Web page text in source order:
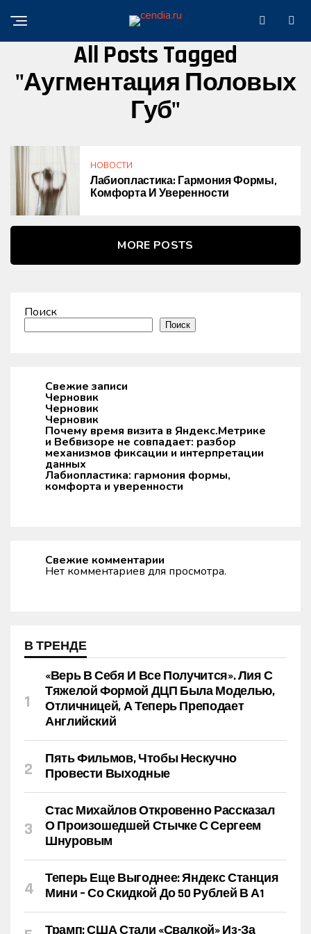
All Posts Tagged
"аугментация Половых
Губ"
НОВОСТИ
Лабиопластика: Гармония Формы,
Комфорта И Уверенности
MORE POSTS
Поиск
Поиск
Свежие записи
Черновик
Черновик
Черновик
Почему время визита в Яндекс.Метрике
и Вебвизоре не совпадает: разбор
механизмов фиксации и интерпретации
данных
Лабиопластика: гармония формы,
комфорта и уверенности
Свежие комментарии
Нет комментариев для просмотра.
В ТРЕНДЕ
«Верь В Себя И Все Получится». Лия С
Тяжелой Формой ДЦП Была Моделью,
Отличницей, А Теперь Преподает
Английский
Пять Фильмов, Чтобы Нескучно
Провести Выходные
Стас Михайлов Откровенно Рассказал
О Произошедшей Стычке С Сергеем
Шнуровым
Теперь Еще Выгоднее: Яндекс Станция
Мини – Со Скидкой До 50 Рублей В А1
Трамп: США Стали «свалкой» Из-За